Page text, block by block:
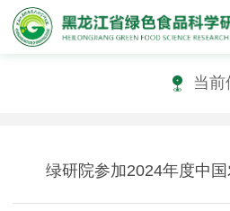
当前
绿研院参加2024年度中